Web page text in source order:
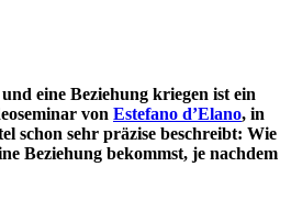
eine Beziehung kriegen ist ein
von Estefano d’Elano, in
schon sehr präzise beschreibt: Wie
Beziehung bekommst, je nachdem